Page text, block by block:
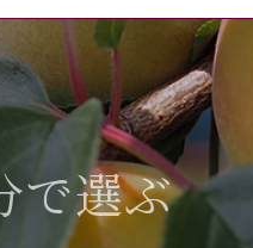
で選ぶ